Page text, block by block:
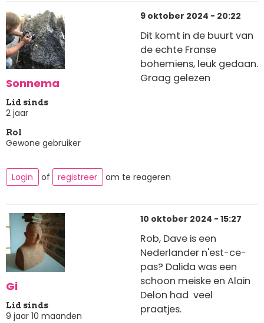
Sonnema
Lid sinds
2 jaar
Rol
Gewone gebruiker
9 oktober 2024 - 20:22
Dit komt in de buurt van
de echte Franse
bohemiens, leuk gedaan.
Graag gelezen
Login of registreer om te reageren
Gi
Lid sinds
9 jaar 10 maanden
10 oktober 2024 - 15:27
Rob, Dave is een
Nederlander n'est-ce-
pas? Dalida was een
schoon meiske en Alain
Delon had veel
praatjes.